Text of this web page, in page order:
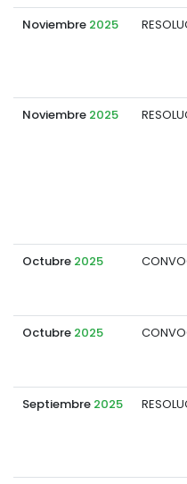
Noviembre 2025
Noviembre 2025
Octubre 2025
Octubre 2025
Septiembre 2025